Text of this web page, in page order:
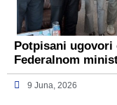
Potpisani
Federalnom
9 Juna, 2026